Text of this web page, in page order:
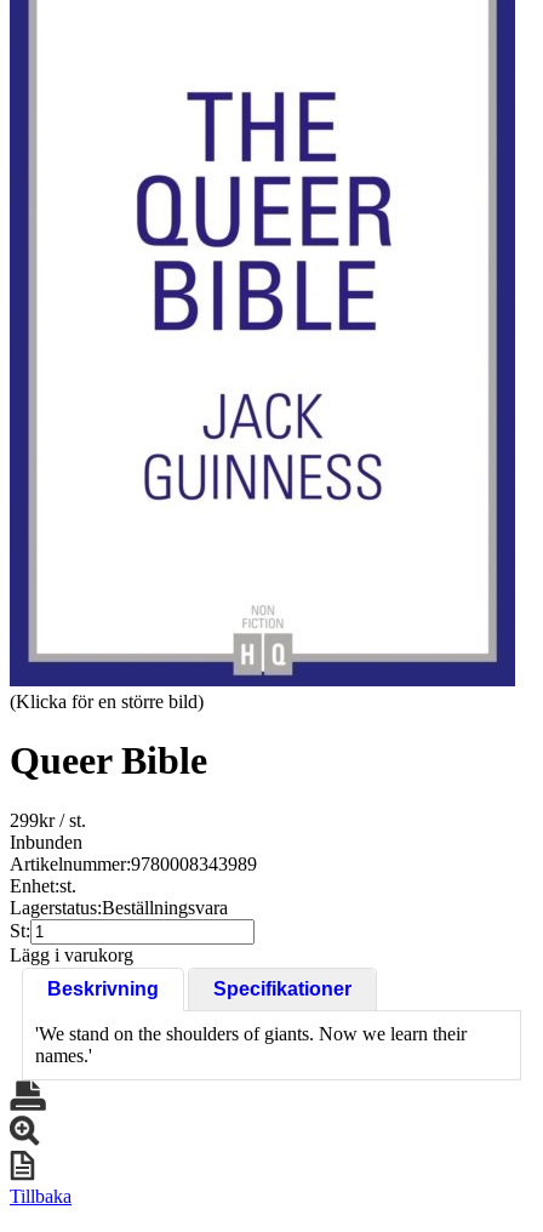
(Klicka för en större bild)
Queer Bible
299kr/ st.
Inbunden
Artikelnummer:9780008343989
Enhet:st.
Lagerstatus:Beställningsvara
St:
Lägg i varukorg
Beskrivning
Specifikationer
'We stand on the shoulders of giants. Now we learn their
names.'
Tillbaka